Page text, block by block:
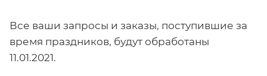
Все ваши запросы и заказы, поступившие за
время праздников, будут обработаны
11.01.2021.